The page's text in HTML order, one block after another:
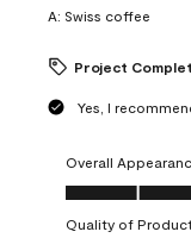
A: Swiss coffee
Project
Yes, I
Overall
Overall
Quality of